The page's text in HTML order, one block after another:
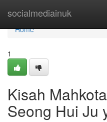
socialmediainuk
Home
Home
1
Kisah
Seong Hui Ju